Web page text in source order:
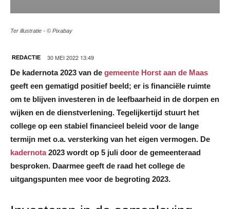
Ter illustratie - © Pixabay
REDACTIE 30 MEI 2022 13:49
De kadernota 2023 van de gemeente Horst aan de Maas
geeft een gematigd positief beeld; er is financiële ruimte
om te blijven investeren in de leefbaarheid in de dorpen en
wijken en de dienstverlening. Tegelijkertijd stuurt het
college op een stabiel financieel beleid voor de lange
termijn met o.a. versterking van het eigen vermogen. De
kadernota2023 wordt op 5 juli door de gemeenteraad
besproken. Daarmee geeft de raad het college de
uitgangspunten mee voor de begroting 2023.